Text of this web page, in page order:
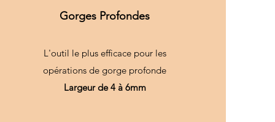
Gorges Profondes
L'outil le plus efficace pour les
opérations de gorge profonde
Largeur de 4 à 6mm